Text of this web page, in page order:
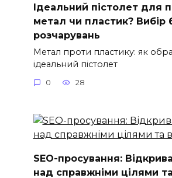
Ідеальний пістолет для
метал чи пластик? Вибір
розчарувань
Метал проти пластику: як
ідеальний пістолет
0 28
SEO-просування:
над справжніми цілями